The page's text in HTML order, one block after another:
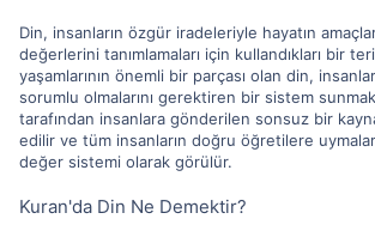
Din, insanların özgür iradeleriyle hayatın
değerlerini tanımlamaları için kullandıkları bir
yaşamlarının önemli bir parçası olan din,
sorumlu olmalarını gerektiren bir sistem
tarafından insanlara gönderilen sonsuz bir
edilir ve tüm insanların doğru öğretilere
değer sistemi olarak görülür.
Kuran'da Din Ne Demektir?